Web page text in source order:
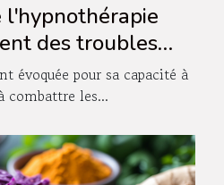
l'hypnothérapie
des troubles
évoquée pour sa capacité à
combattre les...